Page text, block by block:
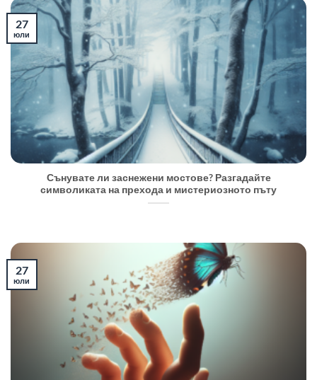
Сънувате ли заснежени мостове? Разгадайте
символиката на прехода и мистериозното пъту
27
юли
27
юли